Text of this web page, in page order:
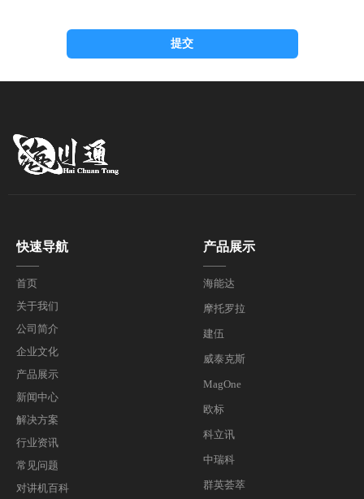
提交
快速导航
——
首页
关于我们
公司简介
企业文化
产品展示
新闻中心
解决方案
行业资讯
常见问题
对讲机百科
海能达
摩托罗拉
建伍
威泰克斯
MagOne
欧标
科立讯
中瑞科
群英荟萃
产品展示
——